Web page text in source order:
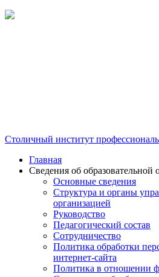
Столичный институт
Главная
Сведения об образовательной
Основные сведения
Структура и органы
организацией
Руководство
Педагогический состав
Сотрудничество
Политика обработки
интернет-сайта
Политика в отношении